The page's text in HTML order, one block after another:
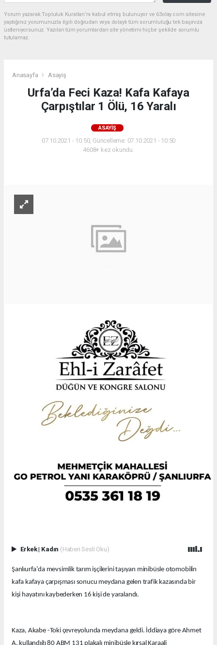
Yorum yazarak Topluluk Kuralları’nı kabul etmiş bulunuyor ve 63olay.com sitesine
yaptığınız yorumunuzla ilgili doğrudan veya dolaylı tüm sorumluluğu tek başınıza
üstleniyorsunuz. Yazılan tüm yorumlardan site yönetimi hiçbir şekilde sorumlu
tutulamaz.
Anasayfa Asayiş
Urfa’da Feci Kaza! Kafa Kafaya
Çarpıştılar 1 Ölü, 16 Yaralı
ASAYIŞ
07.10.2021 - 10:50, Güncelleme: 07.10.2021 - 10:50
4608+ kez okundu.
Erkek| Kadın (Haberi Sesli Oku)
Şanlıurfa’da mevsimlik tarım işçilerini taşıyan minibüsle otomobilin
kafa kafaya çarpışması sonucu meydana gelen trafik kazasında bir
kişi hayatını kaybederken 16 kişi de yaralandı.
Kaza, Akabe -Toki çevreyolunda meydana geldi. İddiaya göre Ahmet
A. kullandığı 80 ABM 131 plakalı minibüsle kırsal Karaali